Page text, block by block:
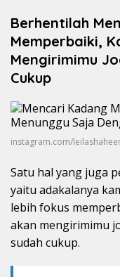
Berhentilah
Memperbaiki,
Mengirimimu
Cukup
instagram.com/
Satu hal yang juga
yaitu adakalanya
lebih fokus
akan mengirimimu
sudah cukup.